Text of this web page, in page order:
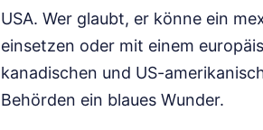
USA. Wer glaubt, er könne ein
einsetzen oder mit einem
kanadischen und US-
Behörden ein blaues Wunder.